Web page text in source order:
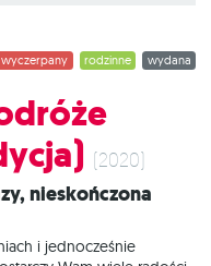
to polega? Stella to gra
Podczas każdej rundy
kilka kart z ilustracjami,
wybraną kartą
wybrać te same karty co
iskrę zapewniającą
wydana
rodzinne
wyczerpany
(2020)
i jednocześnie